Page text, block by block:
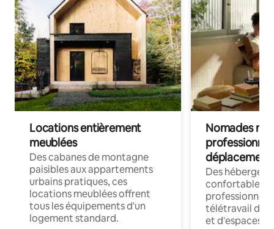
Locations entièrement
meublées
Des cabanes de montagne
paisibles aux appartements
urbains pratiques, ces
locations meublées offrent
tous les équipements d'un
logement standard.
Nomades
déplacement
Des
confortables
professionnels
télétravail
et d'espaces